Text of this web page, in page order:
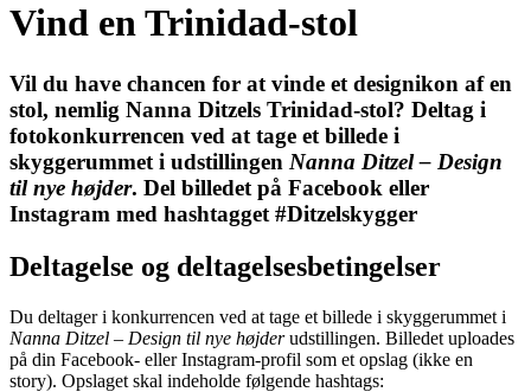
Vind en Trinidad-stol
Vil du have chancen for at vinde et designikon af en
stol, nemlig Nanna Ditzels Trinidad-stol? Deltag i
fotokonkurrencen ved at tage et billede i
skyggerummet i udstillingen Nanna Ditzel – Design
til nye højder. Del billedet på Facebook eller
Instagram med hashtagget #Ditzelskygger
Deltagelse og deltagelsesbetingelser
Du deltager i konkurrencen ved at tage et billede i skyggerummet i
Nanna Ditzel – Design til nye højderudstillingen. Billedet uploades
på din Facebook- eller Instagram-profil som et opslag (ikke en
story). Opslaget skal indeholde følgende hashtags: